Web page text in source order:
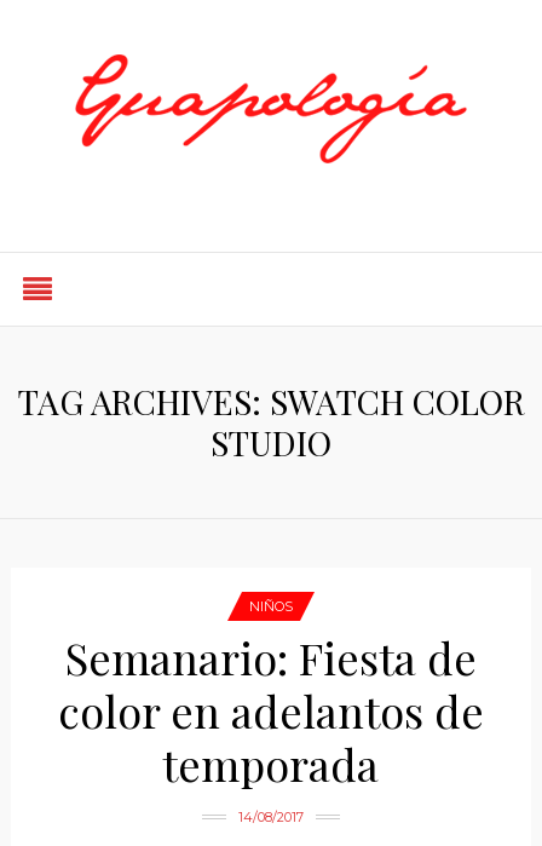
TAG ARCHIVES: SWATCH COLOR
STUDIO
NIÑOS
Semanario: Fiesta de
color en adelantos de
temporada
14/08/2017